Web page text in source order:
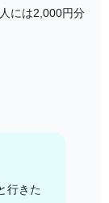
には2,000円分
行きた